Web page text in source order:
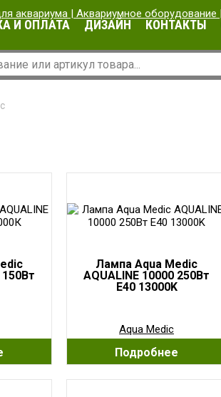
И ОПЛАТА ДИЗАЙН КОНТАКТЫ
150Вт
Лампа Aqua Medic
AQUALINE 10000 250Вт
E40 13000K
Aqua Medic
Подробнее